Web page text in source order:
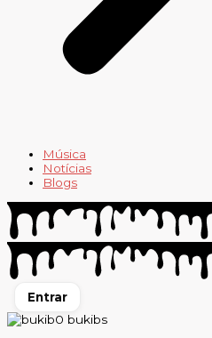
Música
Notícias
Blogs
Entrar
0 bukibs